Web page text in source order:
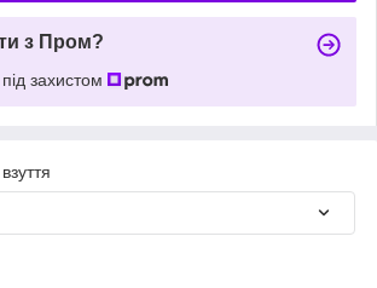
з Пром?
захистом